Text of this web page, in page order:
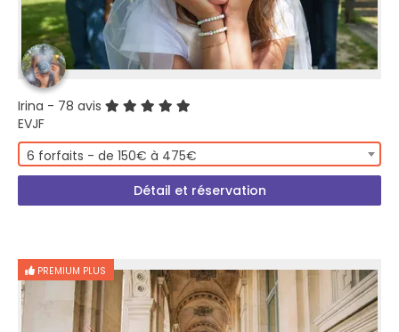
Irina - 78 avis
EVJF
6 forfaits - de 150€ à 475€
Détail et réservation
PREMIUM PLUS